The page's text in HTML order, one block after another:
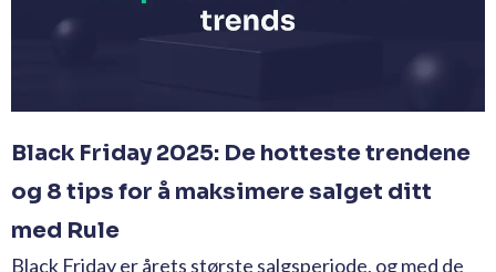
Black Friday 2025: De hotteste trendene
og 8 tips for å maksimere salget ditt
med Rule
Black Friday er årets største salgsperiode, og med de